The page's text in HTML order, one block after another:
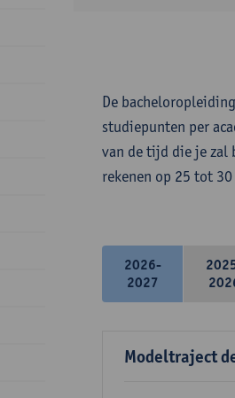
De
studiepunten per
van de tijd die je zal
rekenen op 25 tot
2026-
2027
Modeltraject